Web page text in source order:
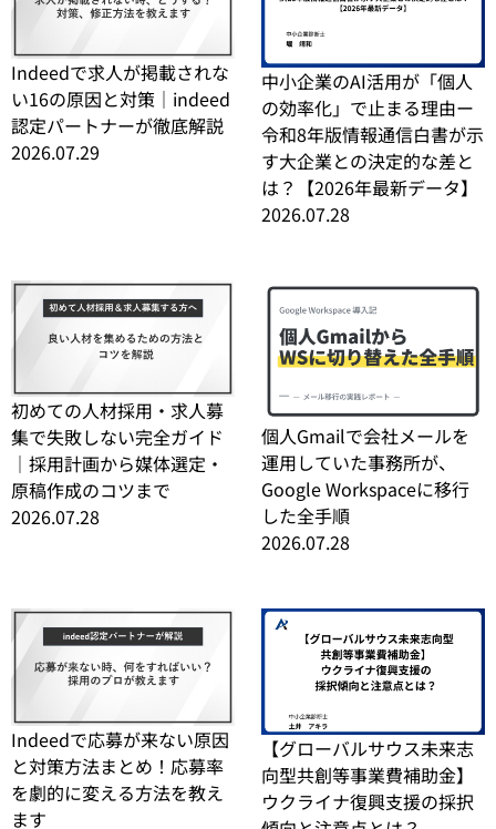
Indeedで求人が掲載されな
い16の原因と対策｜indeed
認定パートナーが徹底解説
2026.07.29
中小企業のAI活用が「個人
の効率化」で止まる理由ー
令和8年版情報通信白書が示
す大企業との決定的な差と
は？【2026年最新データ】
2026.07.28
初めての人材採用・求人募
集で失敗しない完全ガイド
｜採用計画から媒体選定・
原稿作成のコツまで
2026.07.28
個人Gmailで会社メールを
運用していた事務所が、
Google Workspaceに移行
した全手順
2026.07.28
Indeedで応募が来ない原因
と対策方法まとめ！応募率
を劇的に変える方法を教え
ます
【グローバルサウス未来志
向型共創等事業費補助金】
ウクライナ復興支援の採択